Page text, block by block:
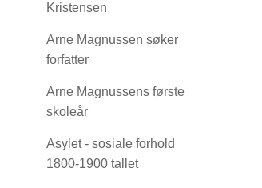
Kristensen
Arne Magnussen søker
forfatter
Arne Magnussens første
skoleår
Asylet - sosiale forhold
1800-1900 tallet